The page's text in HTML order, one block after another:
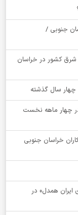
خراسان جنوبی /
شرق کشور در خراسان
در چهار ماهه نخست
خراسان جنوبی
ایران همدل» در